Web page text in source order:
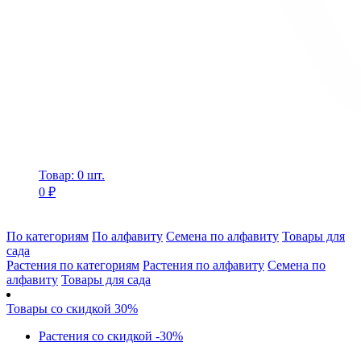
Товар: 0 шт.
0 ₽
По категориям По алфавиту Семена по алфавиту Товары для
сада
Растения по категориям Растения по алфавиту Семена по
алфавиту Товары для сада
Товары со скидкой 30%
Растения со скидкой -30%